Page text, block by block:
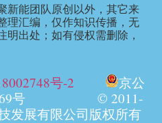
号-2
京公
号 © 2011-
发展有限公司版权所有
新能团队原创以外，其它来
理汇编，仅作知识传播，无
出处；如有侵权需删除，